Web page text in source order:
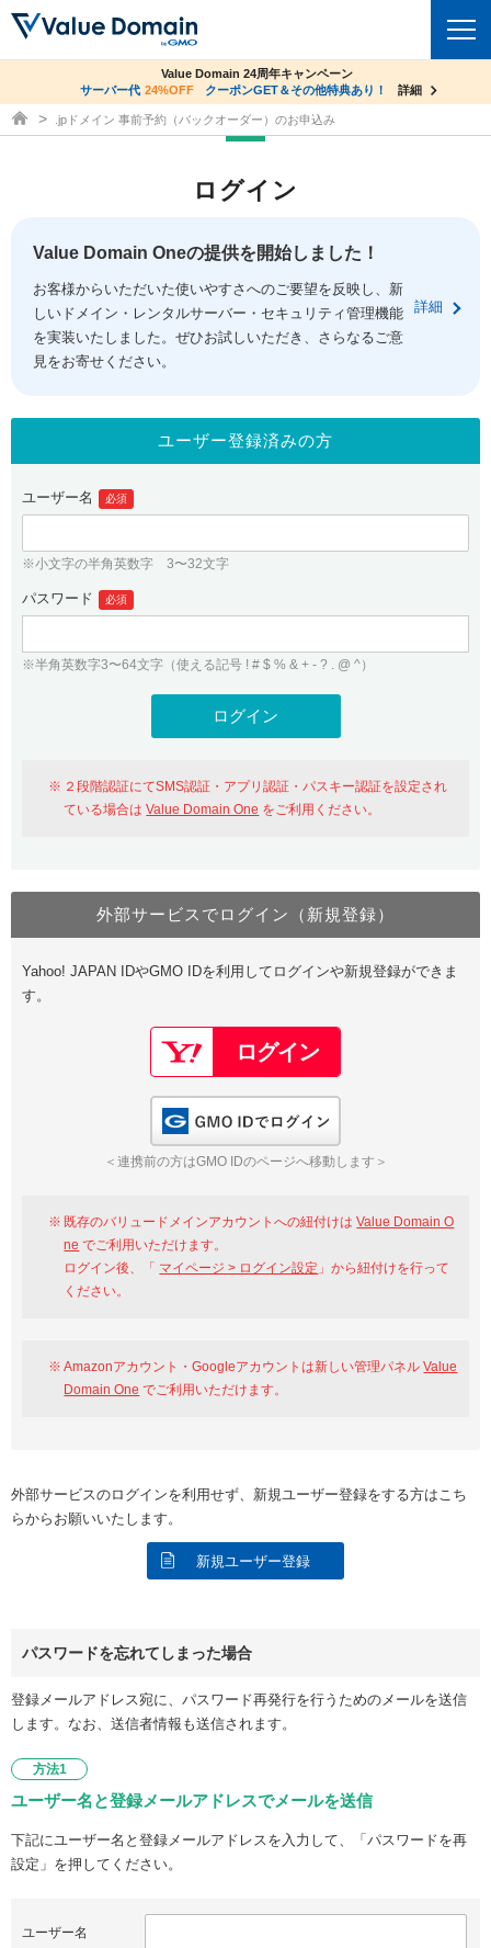
ドメイントップ
ドメイン移管
ドメイン価格一覧
ドメイン一括検索
.jpドメインオークション
gTLDオークション NEW!
.jpドメインバックオーダー
プレミアムドメイン
人気ドメインの種類
WHOIS検索
コアサーバー
バリューサーバー
XREA
セキュリティトップ
Value Domain ネットde診断
SSL証明書
サービストップ
お得意様割引
紹介制度
バリュードメインAPI
ドメイン・ホスティングOEM
facebook
ログイン
従来のバリュードメインをご利用希望の方
Value Domainにログイン
おすすめ One レンタルサーバーを含む最新の機能を使う方
Value Domain Oneにログイン
Google
GMO ID Amazon
※AmazonはValue Domain Oneのログイン画面へ遷移します
ユーザー登録
Value Domain Oneアカウント作成
以下でも登録可能
Google Yahoo!
GMO ID
co.jpドメイン✕コアサーバーV2ビジネス応援キャンペーン
サーバー料金1年間無料
詳細
Value Domain 24周年キャンペーン
サーバー代 24%OFF クーポンGET＆その他特典あり！ 詳細
ドメイン取得ならバリュードメイン
.jpドメイン 事前予約（バックオーダー）のお申込み
ログイン
Value Domain Oneの提供を開始しました！
お客様からいただいた使いやすさへのご要望を反映し、新
しいドメイン・レンタルサーバー・セキュリティ管理機能
を実装いたしました。ぜひお試しいただき、さらなるご意
見をお寄せください。
詳細
ユーザー登録済みの方
ユーザー名 必須
※小文字の半角英数字 3〜32文字
パスワード 必須
※半角英数字3〜64文字（使える記号 ! # $ % & + - ? . @ ^）
２段階認証にてSMS認証・アプリ認証・パスキー認証を設定され
ている場合はValue Domain One をご利用ください。
外部サービスでログイン（新規登録）
Yahoo! JAPAN IDやGMO IDを利用してログインや新規登録ができま
す。
＜連携前の方はGMO IDのページへ移動します＞
既存のバリュードメインアカウントへの紐付けはValue Domain O
ne でご利用いただけます。
ログイン後、「 マイページ > ログイン設定 」から紐付けを行って
ください。
Amazonアカウント・Googleアカウントは新しい管理パネルValue
Domain One でご利用いただけます。
外部サービスのログインを利用せず、新規ユーザー登録をする方はこち
らからお願いいたします。
新規ユーザー登録
パスワードを忘れてしまった場合
登録メールアドレス宛に、パスワード再発行を行うためのメールを送信
します。なお、送信者情報も送信されます。
方法1
ユーザー名と登録メールアドレスでメールを送信
下記にユーザー名と登録メールアドレスを入力して、「パスワードを再
設定」を押してください。
ユーザー名